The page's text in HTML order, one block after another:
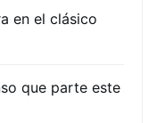
en el clásico
que parte este